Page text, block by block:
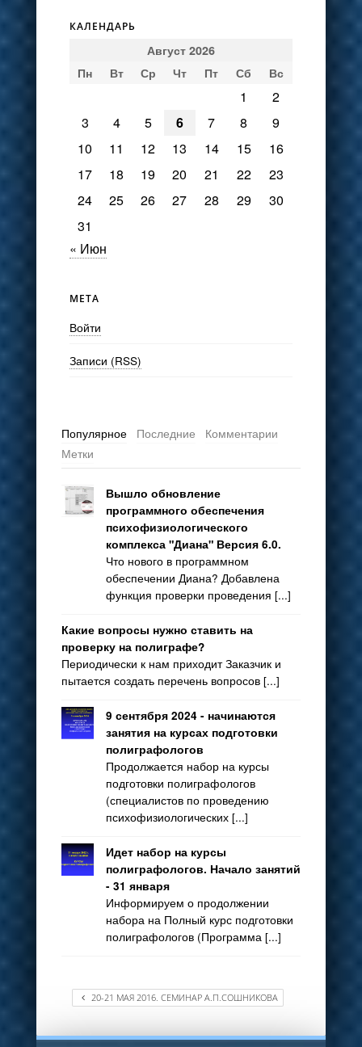
КАЛЕНДАРЬ
Август 2026
Пн
Вт Ср Чт Пт Сб Вс
1
2
3
4 5 6 7 8
9
10
11 12 13 14 15
16
17
18 19 20 21 22
23
24
25 26 27 28 29
30
31
« Июн
МЕТА
Войти
Записи (RSS)
Популярное Последние
Комментарии
Метки
Вышло обновление
программного обеспечения
психофизиологического
комплекса "Диана" Версия 6.0.
Что нового в программном
обеспечении Диана? Добавлена
функция проверки проведения [...]
Какие вопросы нужно ставить на
проверку на полиграфе?
Периодически к нам приходит Заказчик и
пытается создать перечень вопросов [...]
9 сентября 2024 - начинаются
занятия на курсах подготовки
полиграфологов
Продолжается набор на курсы
подготовки полиграфологов
(специалистов по проведению
психофизиологических [...]
Идет набор на курсы
полиграфологов. Начало занятий
- 31 января
Информируем о продолжении
набора на Полный курс подготовки
полиграфологов (Программа [...]
20-21 МАЯ 2016. СЕМИНАР А.П.СОШНИКОВА